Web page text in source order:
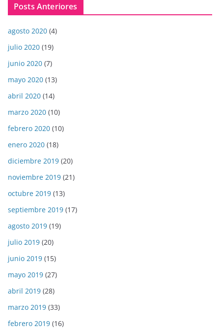
Posts Anteriores
agosto 2020 (4)
julio 2020 (19)
junio 2020 (7)
mayo 2020 (13)
abril 2020 (14)
marzo 2020 (10)
febrero 2020 (10)
enero 2020 (18)
diciembre 2019 (20)
noviembre 2019 (21)
octubre 2019 (13)
septiembre 2019 (17)
agosto 2019 (19)
julio 2019 (20)
junio 2019 (15)
mayo 2019 (27)
abril 2019 (28)
marzo 2019 (33)
febrero 2019 (16)